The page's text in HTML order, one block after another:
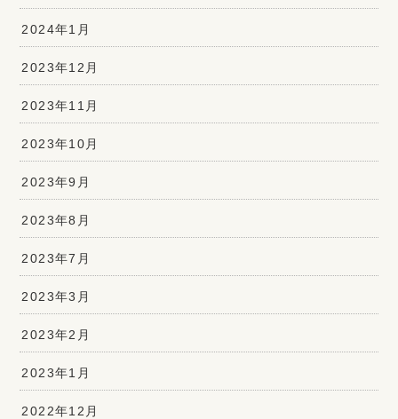
2024年1月
2023年12月
2023年11月
2023年10月
2023年9月
2023年8月
2023年7月
2023年3月
2023年2月
2023年1月
2022年12月